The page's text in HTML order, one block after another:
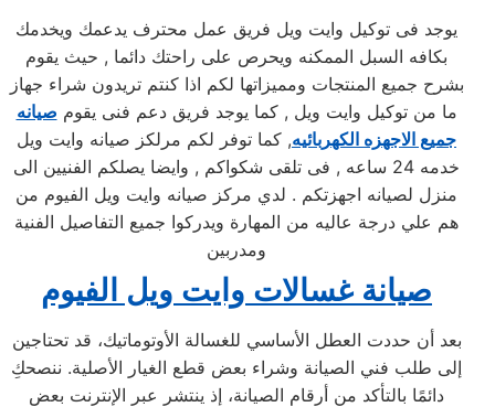
يوجد فى توكيل وايت ويل فريق عمل محترف يدعمك ويخدمك
بكافه السبل الممكنه ويحرص على راحتك دائما , حيث يقوم
بشرح جميع المنتجات ومميزاتها لكم اذا كنتم تريدون شراء جهاز
ما من توكيل وايت ويل , كما يوجد فريق دعم فنى يقوم صيانه
جميع الاجهزه الكهربائيه, كما توفر لكم مرلكز صيانه وايت ويل
خدمه 24 ساعه , فى تلقى شكواكم , وايضا يصلكم الفنيين الى
منزل لصيانه اجهزتكم . لدي مركز صيانه وايت ويل الفيوم من
هم علي درجة عاليه من المهارة ويدركوا جميع التفاصيل الفنية
ومدربين
صيانة غسالات وايت ويل الفيوم
بعد أن حددت العطل الأساسي للغسالة الأوتوماتيك، قد تحتاجين
إلى طلب فني الصيانة وشراء بعض قطع الغيار الأصلية. ننصحكِ
دائمًا بالتأكد من أرقام الصيانة، إذ ينتشر عبر الإنترنت بعض